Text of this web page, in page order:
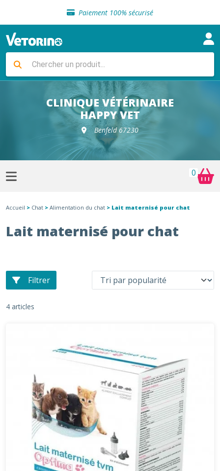
Paiement 100% sécurisé
Livraison gratuite en clinique vétérinaire
Sélection de croquettes vétérinaire
Livraison gratuite en clinique vétérinaire
Retour gratuit en clinique
Sélection de croquettes vétérinaire
CLINIQUE VÉTÉRINAIRE
HAPPY VET
Benfeld 67230
0
Accueil > Chat > Alimentation du chat > Lait maternisé pour chat
Lait maternisé pour chat
Filtrer
4 articles